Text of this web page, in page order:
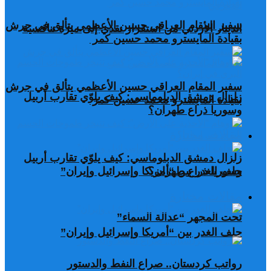
سفير المقام العراقي حسين الأعظمي يتألق في جرش
بقيادة المايسترو محمد حسين كمر
زلزال دمشق الدبلوماسي: كيف يلوّي تقارب أربيل
وسوريا ذراع طهران؟
حلف الغدر بين “أمريكا وإسرائيل وإيران”
تحت المجهر “عدالة السماء”
رواتب كردستان.. صراع النفط والدستور
الدينار الأردني من استقرار نقدي إلى ميزة تنافسية
سفير المقام العراقي حسين الأعظمي يتألق في جرش
بقيادة المايسترو محمد حسين كمر
زلزال دمشق الدبلوماسي: كيف يلوّي تقارب أربيل
وسوريا ذراع طهران؟
حلف الغدر بين “أمريكا وإسرائيل وإيران”